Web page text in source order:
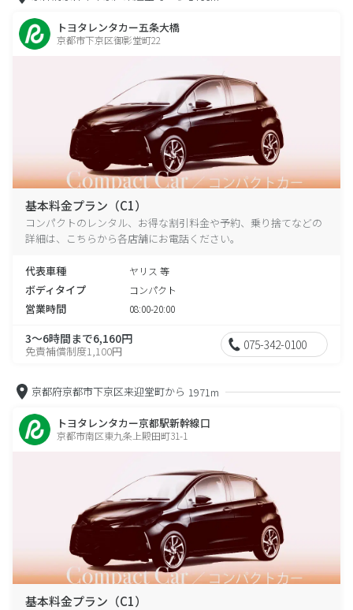
トヨタレンタカー五条大橋
京都市下京区御影堂町22
基本料金プラン（C1）
コンパクトのレンタル、お得な割引料金や予約、乗り捨てなどの
詳細は、こちらから各店舗にお電話ください。
代表車種 ヤリス 等
ボディタイプ コンパクト
営業時間 08:00-20:00
3～6時間まで6,160円
免責補償制度1,100円 075-342-0100
京都府京都市下京区来迎堂町から 1971m
トヨタレンタカー京都駅新幹線口
京都市南区東九条上殿田町31-1
基本料金プラン（C1）